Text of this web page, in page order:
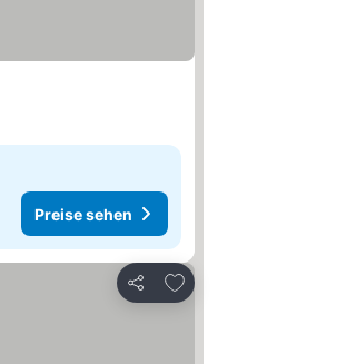
Preise sehen
Teilen
Zu Favoriten hinzufügen